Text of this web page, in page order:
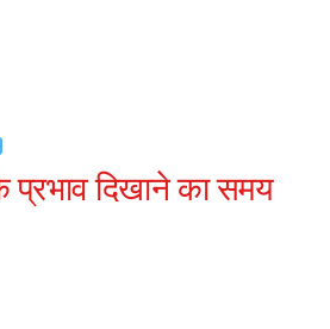
प्रभाव दिखाने का समय